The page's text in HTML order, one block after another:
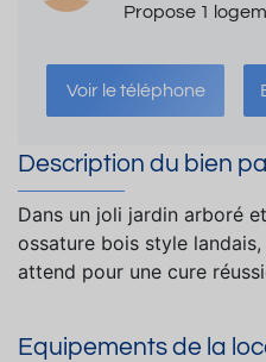
Propose 1
Voir le téléphone
Description du bien
Dans un joli jardin arboré
ossature bois style
attend pour une cure
Equipements de la